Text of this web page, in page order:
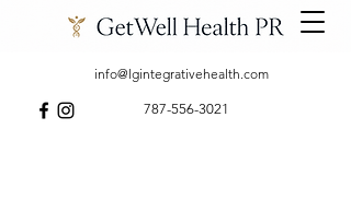
787-556-3021
info@lgintegrativehealth.com